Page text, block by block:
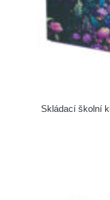
Skládací školní